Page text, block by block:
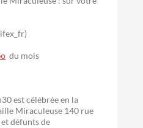
du mois
est célébrée en la
Miraculeuse 140 rue
défunts de